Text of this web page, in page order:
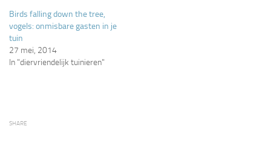
Birds falling down the tree,
vogels: onmisbare gasten in je
tuin
27 mei, 2014
In "diervriendelijk tuinieren"
SHARE